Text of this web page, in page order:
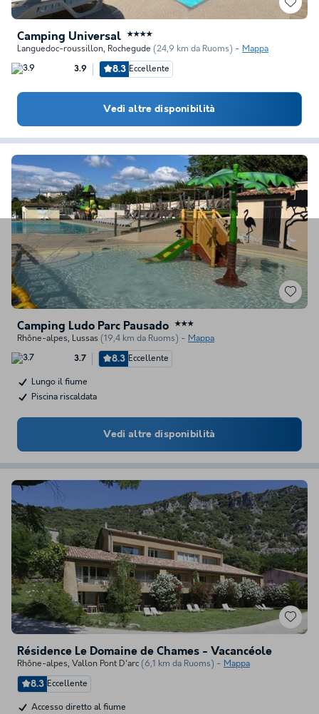
Camping Universal ★★★★
Languedoc-roussillon, Rochegude (24,9 km da Ruoms) Mappa
3.9 8.3 Eccellente
Vedi altre disponibilità
Camping Ludo Parc Pausado ★★★
Rhône-alpes, Lussas (19,4 km da Ruoms) Mappa
3.7 8.3 Eccellente
Lungo il fiume
Piscina riscaldata
Vedi altre disponibilità
Résidence Le Domaine de Chames - Vacancéole
Rhône-alpes, Vallon Pont D'arc (6,1 km da Ruoms) Mappa
8.3 Eccellente
Accesso diretto al fiume